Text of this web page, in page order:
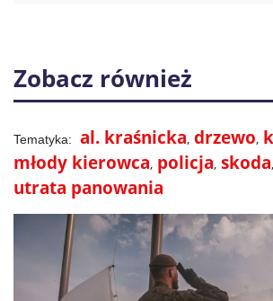
Zobacz również
al. kraśnicka drzewo
młody kierowca policja skoda
utrata panowania